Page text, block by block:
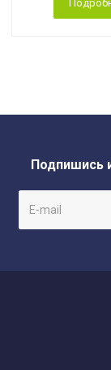
Подпишись